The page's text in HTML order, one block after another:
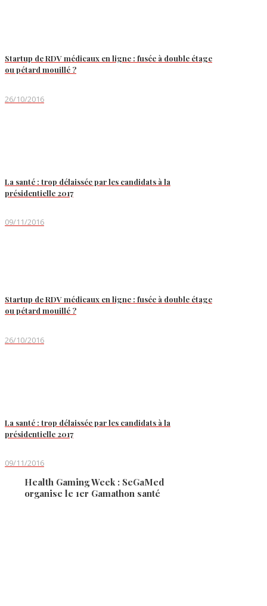
Startup de RDV médicaux en ligne : fusée à double étage
ou pétard mouillé ?
26/10/2016
La santé : trop délaissée par les candidats à la
présidentielle 2017
09/11/2016
Startup de RDV médicaux en ligne : fusée à double étage
ou pétard mouillé ?
26/10/2016
La santé : trop délaissée par les candidats à la
présidentielle 2017
09/11/2016
Health Gaming Week : SeGaMed
organise le 1er Gamathon santé